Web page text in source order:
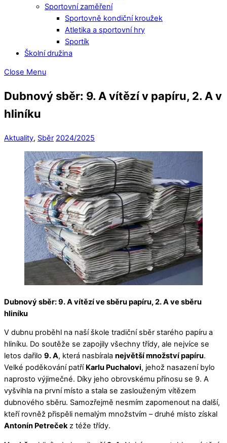
Sportovní zaměření
Sportovně kondiční kroužek
Atletika a sportovní hry
Sportík
Školní družina
Close Menu
Dubnový sběr: 9. A vítězí v papíru, 2. A v
hliníku
Aktuality, Sběr 2024/2025
Dubnový sběr: 9. A vítězí ve sběru papíru, 2. A ve sběru
hliníku
V dubnu proběhl na naší škole tradiční sběr starého papíru a
hliníku. Do soutěže se zapojily všechny třídy, ale nejvíce se
letos dařilo 9. A, která nasbírala největší množství papíru.
Velké poděkování patří Karlu Puchalovi, jehož nasazení bylo
naprosto výjimečné. Díky jeho obrovskému přínosu se 9. A
vyšvihla na první místo a stala se zaslouženým vítězem
dubnového sběru. Samozřejmě nesmím zapomenout na další,
kteří rovněž přispěli nemalým množstvím – druhé místo získal
Antonín Petrečekz téže třídy.